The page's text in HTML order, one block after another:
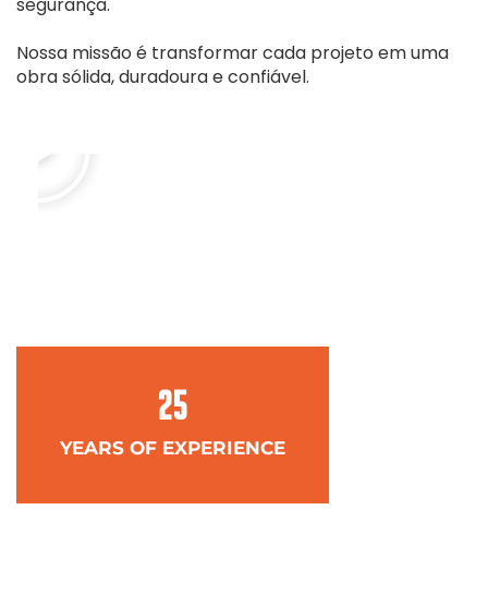
25
YEARS OF EXPERIENCE
segurança.
Nossa missão é transformar cada projeto em uma
obra sólida, duradoura e confiável.